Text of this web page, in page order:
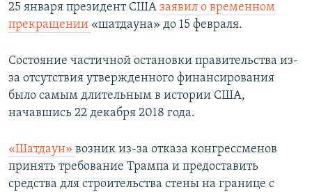
25 января президент США заявил о временном
прекращении «шатдауна» до 15 февраля.
Состояние частичной остановки правительства из-
за отсутствия утвержденного финансирования
было самым длительным в истории США,
начавшись 22 декабря 2018 года.
«Шатдаун» возник из-за отказа конгрессменов
принять требование Трампа и предоставить
средства для строительства стены на границе с